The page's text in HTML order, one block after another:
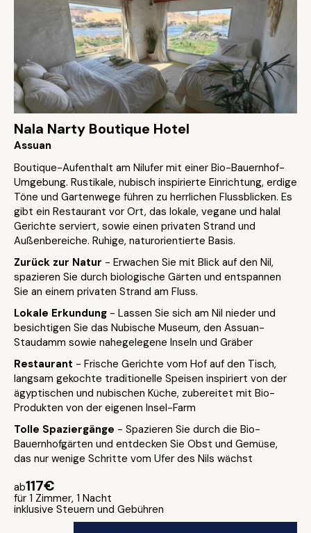
Nala Narty Boutique Hotel
Assuan
Boutique-Aufenthalt am Nilufer mit einer Bio-Bauernhof-
Umgebung. Rustikale, nubisch inspirierte Einrichtung, erdige
Töne und Gartenwege führen zu herrlichen Flussblicken. Es
gibt ein Restaurant vor Ort, das lokale, vegane und halal
Gerichte serviert, sowie einen privaten Strand und
Außenbereiche. Ruhige, naturorientierte Basis.
Zurück zur Natur - Erwachen Sie mit Blick auf den Nil,
spazieren Sie durch biologische Gärten und entspannen
Sie an einem privaten Strand am Fluss.
Lokale Erkundung - Lassen Sie sich am Nil nieder und
besichtigen Sie das Nubische Museum, den Assuan-
Staudamm sowie nahegelegene Inseln und Gräber
Restaurant - Frische Gerichte vom Hof auf den Tisch,
langsam gekochte traditionelle Speisen inspiriert von der
ägyptischen und nubischen Küche, zubereitet mit Bio-
Produkten von der eigenen Insel-Farm
Tolle Spaziergänge - Spazieren Sie durch die Bio-
Bauernhofgärten und entdecken Sie Obst und Gemüse,
das nur wenige Schritte vom Ufer des Nils wächst
ab117€
für 1 Zimmer, 1 Nacht
inklusive Steuern und Gebühren